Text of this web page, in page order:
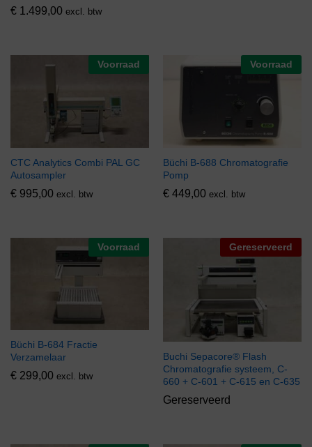
€ 1.499,00 excl. btw
Voorraad
CTC Analytics Combi PAL GC
Autosampler
€ 995,00 excl. btw
Voorraad
Büchi B-688 Chromatografie
Pomp
€ 449,00 excl. btw
Voorraad
Büchi B-684 Fractie
Verzamelaar
€ 299,00 excl. btw
Gereserveerd
Buchi Sepacore® Flash
Chromatografie systeem, C-
660 + C-601 + C-615 en C-635
Gereserveerd